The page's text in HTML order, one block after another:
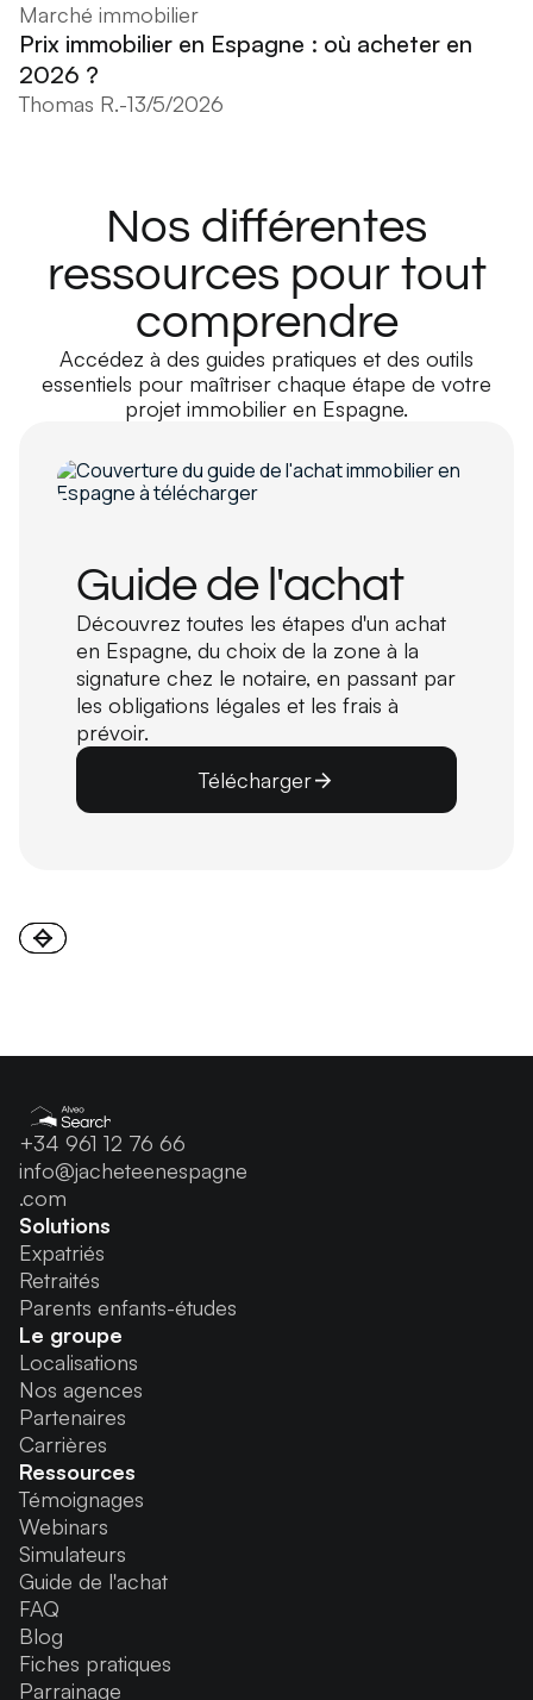
Marché immobilier
Prix immobilier en Espagne : où acheter en
2026 ?
Thomas R.-13/5/2026
Nos différentes
ressources pour tout
comprendre
Accédez à des guides pratiques et des outils
essentiels pour maîtriser chaque étape de votre
projet immobilier en Espagne.
Guide de l'achat
Découvrez toutes les étapes d'un achat
en Espagne, du choix de la zone à la
signature chez le notaire, en passant par
les obligations légales et les frais à
prévoir.
Télécharger
+34 961 12 76 66
info@jacheteenespagne
.com
Solutions
Expatriés
Retraités
Parents enfants-études
Le groupe
Localisations
Nos agences
Partenaires
Carrières
Ressources
Témoignages
Webinars
Simulateurs
Guide de l'achat
FAQ
Blog
Fiches pratiques
Parrainage